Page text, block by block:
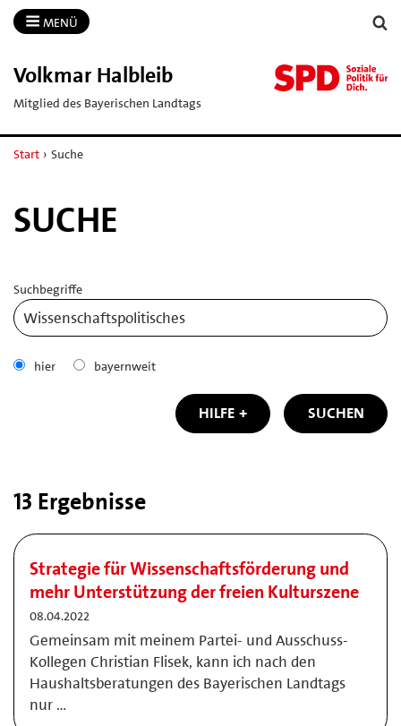
MENÜ
Volkmar Halbleib
Mitglied des Bayerischen Landtags
Start › Suche
SUCHE
Suchbegriffe
hier bayernweit
HILFE SUCHEN
13 Ergebnisse
Strategie für Wissenschaftsförderung und
mehr Unterstützung der freien Kulturszene
08.04.2022
Gemeinsam mit meinem Partei- und Ausschuss-
Kollegen Christian Flisek, kann ich nach den
Haushaltsberatungen des Bayerischen Landtags
nur …